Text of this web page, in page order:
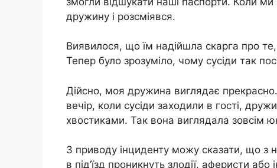
дружину і розсміявся.
Виявилося, що їм надійшла скарга про
Тепер було зрозуміло, чому сусіди так
Дійсно, моя дружина виглядає
вечір, коли сусіди заходили в гості,
хвостиками. Так вона виглядала зовсім
З приводу інциденту можу сказати, що
в під’їзд проникнуть злодії, аферисти